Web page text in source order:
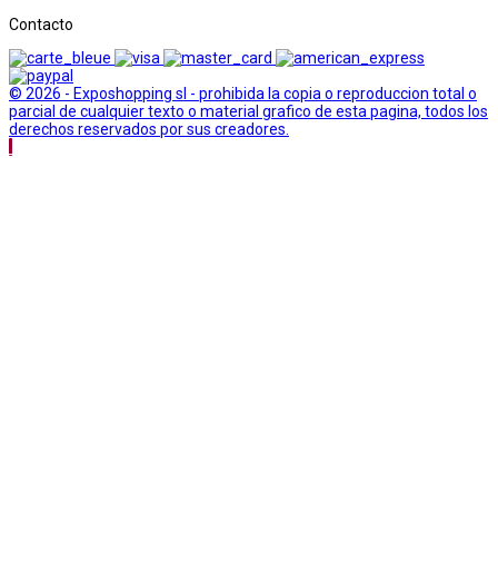
Contacto
© 2026 - Exposhopping sl - prohibida la copia o reproduccion total o
parcial de cualquier texto o material grafico de esta pagina, todos los
derechos reservados por sus creadores.